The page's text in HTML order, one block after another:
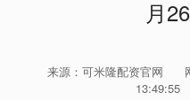
月
来源：可米隆配资官网
13:49:55